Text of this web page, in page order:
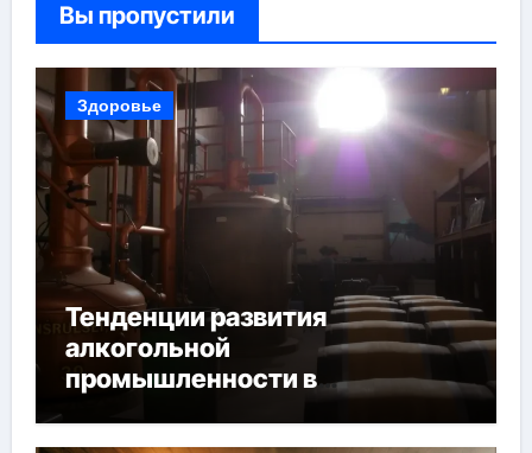
Вы пропустили
Здоровье
Тенденции развития
алкогольной
промышленности в